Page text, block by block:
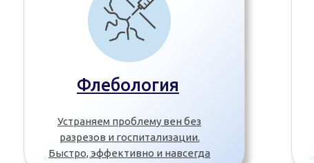
Флебология
Устраняем проблему вен без
разрезов и госпитализации.
Быстро, эффективно и навсегда